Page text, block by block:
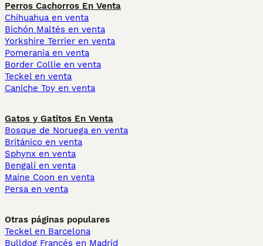
Perros Cachorros En Venta
Chihuahua en venta
Bichón Maltés en venta
Yorkshire Terrier en venta
Pomerania en venta
Border Collie en venta
Teckel en venta
Caniche Toy en venta
Gatos y Gatitos En Venta
Bosque de Noruega en venta
Británico en venta
Sphynx en venta
Bengalí en venta
Maine Coon en venta
Persa en venta
Otras páginas populares
Teckel en Barcelona
Bulldog Francés en Madrid